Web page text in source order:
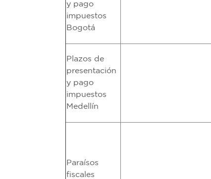
y pago
impuestos
Bogotá
Plazos de
presentación
y pago
impuestos
Medellín
Paraísos
fiscales